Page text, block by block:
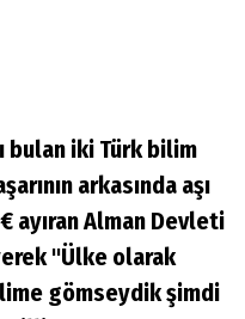
bulan iki Türk bilim
arkasında aşı
ayıran Alman Devleti
"Ülke olarak
gömseydik şimdi